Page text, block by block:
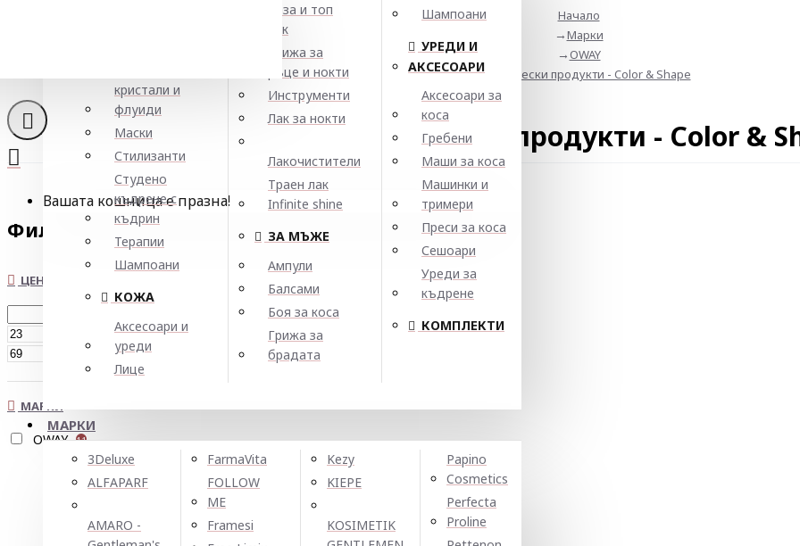
кристали и
флуиди
Маски
Стилизанти
Студено
къдрене с
къдрин
Терапии
Шампоани
КОЖА
Аксесоари и
уреди
Лице
База и топ
лак
Грижа за
ръце и нокти
Инструменти
Лак за нокти
Лакочистители
Траен лак
Infinite shine
ЗА МЪЖЕ
Ампули
Балсами
Боя за коса
Грижа за
брадата
Шампоани
УРЕДИ И
АКСЕСОАРИ
Аксесоари за
коса
Гребени
Маши за коса
Машинки и
тримери
Преси за коса
Сешоари
Уреди за
къдрене
КОМПЛЕКТИ
МАРКИ
3Deluxe
ALFAPARF
AMARO -
FarmaVita
FOLLOW
ME
Framesi
Kezy
KIEPE
KOSIMETIK
Papino
Cosmetics
Perfecta
Proline
Вашата кошница е празна!
Начало
Марки
OWAY
Технически продукти - Color & Shape
Технически продукти - Color &
Филтър
ЦЕНА
€
МАРКИ
OWAY 11